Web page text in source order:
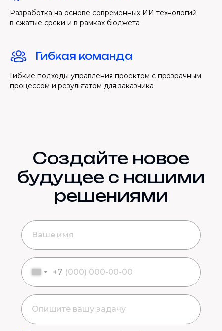
Разработка на основе современных ИИ технологий
в сжатые сроки и в рамках бюджета
Гибкая команда
Гибкие подходы управления проектом с прозрачным
процессом и результатом для заказчика
Создайте новое
будущее с нашими
решениями
+7